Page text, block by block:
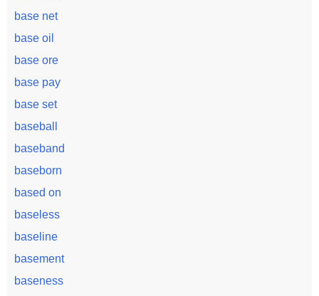
base net
base oil
base ore
base pay
base set
baseball
baseband
baseborn
based on
baseless
baseline
basement
baseness